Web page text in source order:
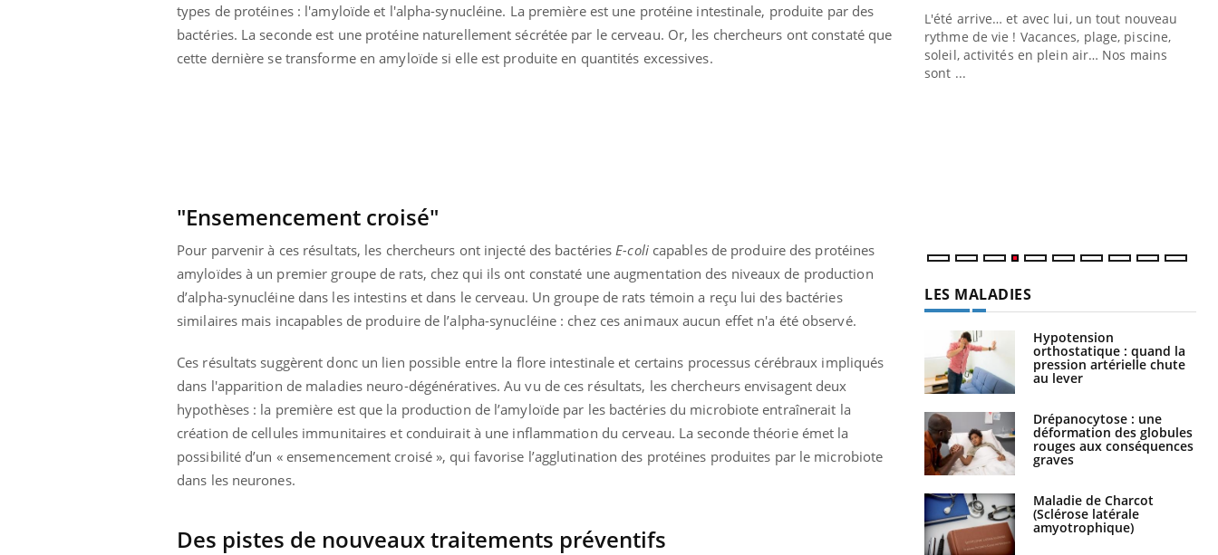
types de protéines : l'amyloïde et l'alpha-synucléine. La première est une protéine intestinale, produite par des
bactéries. La seconde est une protéine naturellement sécrétée par le cerveau. Or, les chercheurs ont constaté que
cette dernière se transforme en amyloïde si elle est produite en quantités excessives.
"Ensemencement croisé"
Pour parvenir à ces résultats, les chercheurs ont injecté des bactéries E-colicapables de produire des protéines
amyloïdes à un premier groupe de rats, chez qui ils ont constaté une augmentation des niveaux de production
d’alpha-synucléine dans les intestins et dans le cerveau. Un groupe de rats témoin a reçu lui des bactéries
similaires mais incapables de produire de l’alpha-synucléine : chez ces animaux aucun effet n'a été observé.
Ces résultats suggèrent donc un lien possible entre la flore intestinale et certains processus cérébraux impliqués
dans l'apparition de maladies neuro-dégénératives. Au vu de ces résultats, les chercheurs envisagent deux
hypothèses : la première est que la production de l’amyloïde par les bactéries du microbiote entraînerait la
création de cellules immunitaires et conduirait à une inflammation du cerveau. La seconde théorie émet la
possibilité d’un « ensemencement croisé », qui favorise l’agglutination des protéines produites par le microbiote
dans les neurones.
Des pistes de nouveaux traitements préventifs
Il y a des sujets qui sont faciles à aborder...
d'autres non ! D'un côté, poser des
questions sur la maladie d'un proche c'est
En 2026, l'insuline dans le diabète de type 2
reste entourée d'idées reçues chez les
patients comme parfois chez les soignants.
L'été arrive… et avec lui, un tout nouveau
rythme de vie ! Vacances, plage, piscine,
soleil, activités en plein air… Nos mains
sont ...
LES MALADIES
Hypotension
orthostatique : quand la
pression artérielle chute
au lever
Drépanocytose : une
déformation des globules
rouges aux conséquences
graves
Maladie de Charcot
(Sclérose latérale
amyotrophique)